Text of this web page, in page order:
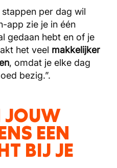
per dag wil
app zie je in één
gedaan hebt en of je
het veel makkelijker
, omdat je elke dag
bezig.”.
JOUW
EEN
BIJ JE